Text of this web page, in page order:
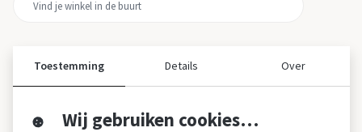
Toestemming Details Over
Wij gebruiken cookies…